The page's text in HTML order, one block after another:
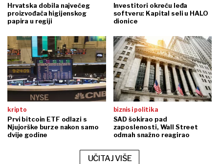
Hrvatska dobila najvećeg
proizvođača higijenskog
papira u regiji
Investitori okreću leđa
softveru: Kapital seli u HALO
dionice
kripto
Prvi bitcoin ETF odlazi s
Njujorške burze nakon samo
dvije godine
biznis i politika
SAD šokirao pad
zaposlenosti, Wall Street
odmah snažno reagirao
UČITAJ VIŠE